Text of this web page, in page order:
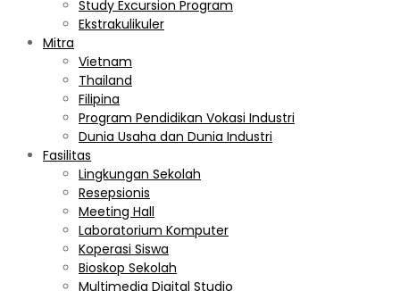
Study Excursion Program
Ekstrakulikuler
Mitra
Vietnam
Thailand
Filipina
Program Pendidikan Vokasi Industri
Dunia Usaha dan Dunia Industri
Fasilitas
Lingkungan Sekolah
Resepsionis
Meeting Hall
Laboratorium Komputer
Koperasi Siswa
Bioskop Sekolah
Multimedia Digital Studio